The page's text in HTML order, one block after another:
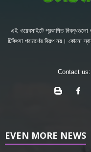
এই ওয়েবসাইটে প্রকাশিত নিবন্ধগুলো
চিকিৎসা পরামর্শের বিকল্প নয়। কোনো
Contact us:
EVEN MORE NEWS